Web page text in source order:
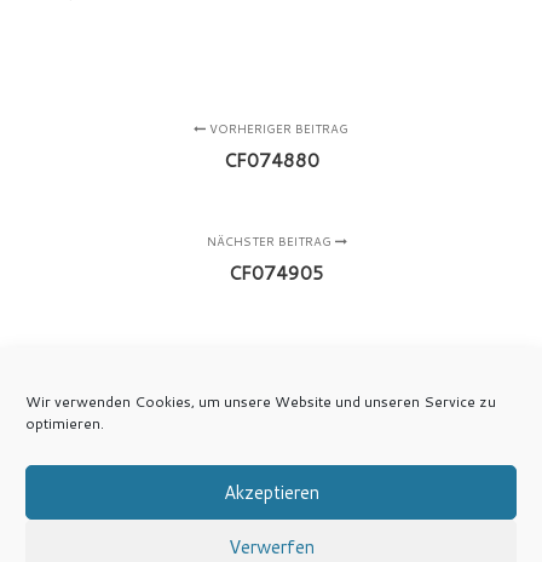
Wir verwenden Cookies, um unsere Website und unseren Service zu
optimieren.
Akzeptieren
Verwerfen
VORHERIGER BEITRAG
CF074880
NÄCHSTER BEITRAG
CF074905